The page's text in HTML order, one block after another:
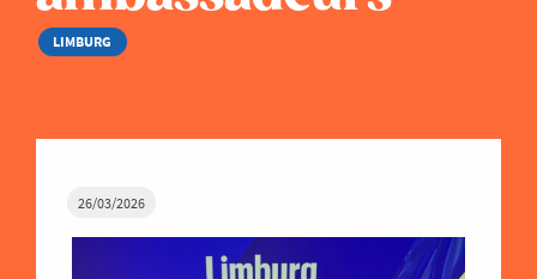
LIMBURG
26/03/2026